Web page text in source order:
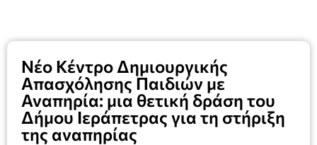
Νέο Κέντρο Δημιουργικής
Απασχόλησης Παιδιών με
Αναπηρία: μια θετική δράση του
Δήμου Ιεράπετρας για τη στήριξη
της αναπηρίας